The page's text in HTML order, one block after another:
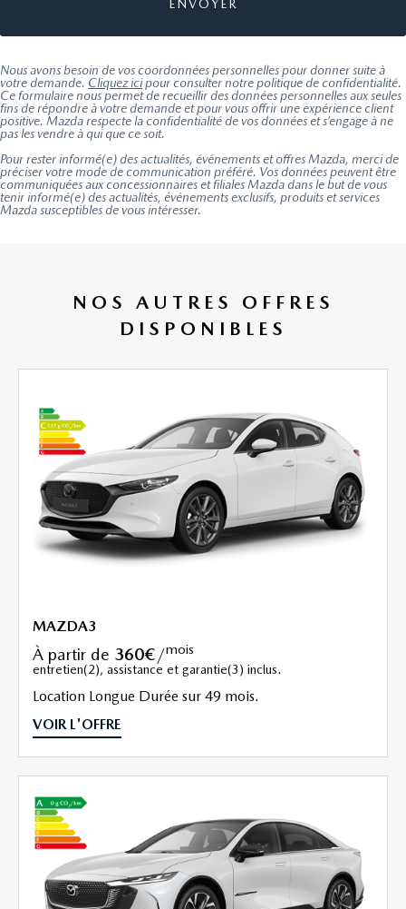
Nous avons besoin de vos coordonnées personnelles pour donner suite à
votre demande. Cliquez icipour consulter notre politique de confidentialité.
Ce formulaire nous permet de recueillir des données personnelles aux seules
fins de répondre à votre demande et pour vous offrir une expérience client
positive. Mazda respecte la confidentialité de vos données et s’engage à ne
pas les vendre à qui que ce soit.
Pour rester informé(e) des actualités, événements et offres Mazda, merci de
préciser votre mode de communication préféré. Vos données peuvent être
communiquées aux concessionnaires et filiales Mazda dans le but de vous
tenir informé(e) des actualités, événements exclusifs, produits et services
Mazda susceptibles de vous intéresser.
NOS AUTRES OFFRES
DISPONIBLES
MAZDA3
à partir de 360€/mois
entretien(2), assistance et garantie(3) inclus.
Location Longue Durée sur 49 mois.
VOIR L'OFFRE